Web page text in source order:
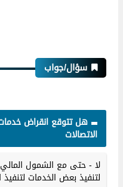
سؤال/جواب
هل تتوقع انقراض
الاتصالات
لا - حتى مع الشمول المالي
لتنفيذ بعض الخدمات